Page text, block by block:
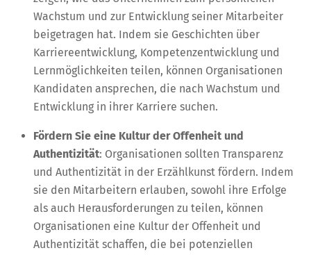
Wachstum und zur Entwicklung seiner Mitarbeiter
beigetragen hat. Indem sie Geschichten über
Karriereentwicklung, Kompetenzentwicklung und
Lernmöglichkeiten teilen, können Organisationen
Kandidaten ansprechen, die nach Wachstum und
Entwicklung in ihrer Karriere suchen.
Fördern Sie eine Kultur der Offenheit und
Authentizität: Organisationen sollten Transparenz
und Authentizität in der Erzählkunst fördern. Indem
sie den Mitarbeitern erlauben, sowohl ihre Erfolge
als auch Herausforderungen zu teilen, können
Organisationen eine Kultur der Offenheit und
Authentizität schaffen, die bei potenziellen